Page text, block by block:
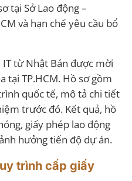
tại Sở Lao động –
và hạn chế yêu cầu bổ
từ Nhật Bản được mời
tại TP.HCM. Hồ sơ gồm
quốc tế, mô tả chi tiết
trước đó. Kết quả, hồ
giấy phép lao động
hưởng tiến độ dự án.
trình cấp giấy